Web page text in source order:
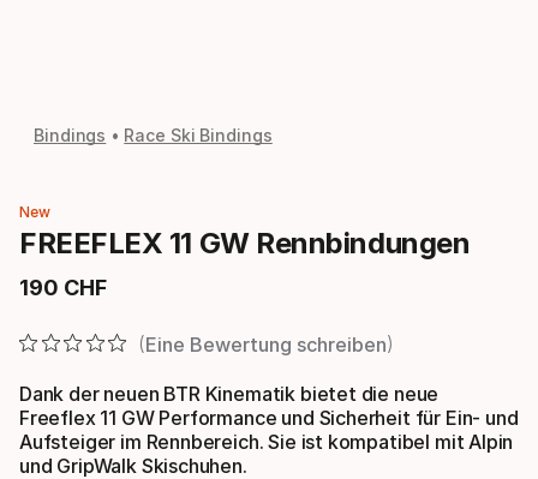
Bindings Race Ski Bindings
New
FREEFLEX 11 GW Rennbindungen
190 CHF
Endpreis
Eine Bewertung schreiben
Dank der neuen BTR Kinematik bietet die neue
Freeflex 11 GW Performance und Sicherheit für Ein- und
Aufsteiger im Rennbereich. Sie ist kompatibel mit Alpin
und GripWalk Skischuhen.